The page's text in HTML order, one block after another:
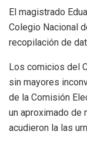
El magistrado
Colegio Nacional
recopilación de
Los comicios del
sin mayores
de la Comisión
un aproximado de
acudieron la las